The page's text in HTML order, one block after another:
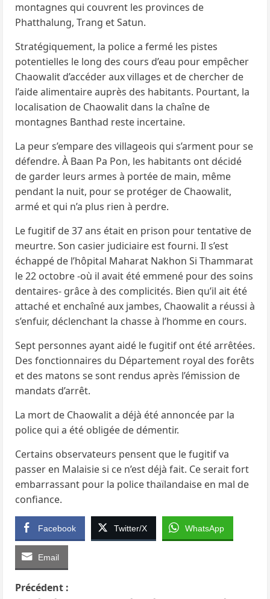
montagnes qui couvrent les provinces de
Phatthalung, Trang et Satun.
Stratégiquement, la police a fermé les pistes
potentielles le long des cours d’eau pour empêcher
Chaowalit d’accéder aux villages et de chercher de
l’aide alimentaire auprès des habitants. Pourtant, la
localisation de Chaowalit dans la chaîne de
montagnes Banthad reste incertaine.
La peur s’empare des villageois qui s’arment pour se
défendre. À Baan Pa Pon, les habitants ont décidé
de garder leurs armes à portée de main, même
pendant la nuit, pour se protéger de Chaowalit,
armé et qui n’a plus rien à perdre.
Le fugitif de 37 ans était en prison pour tentative de
meurtre. Son casier judiciaire est fourni. Il s’est
échappé de l’hôpital Maharat Nakhon Si Thammarat
le 22 octobre -où il avait été emmené pour des soins
dentaires- grâce à des complicités. Bien qu’il ait été
attaché et enchaîné aux jambes, Chaowalit a réussi à
s’enfuir, déclenchant la chasse à l’homme en cours.
Sept personnes ayant aidé le fugitif ont été arrêtées.
Des fonctionnaires du Département royal des forêts
et des matons se sont rendus après l’émission de
mandats d’arrêt.
La mort de Chaowalit a déjà été annoncée par la
police qui a été obligée de démentir.
Certains observateurs pensent que le fugitif va
passer en Malaisie si ce n’est déjà fait. Ce serait fort
embarrassant pour la police thaïlandaise en mal de
confiance.
Facebook Twitter/X WhatsApp
Email
N
Précédent :